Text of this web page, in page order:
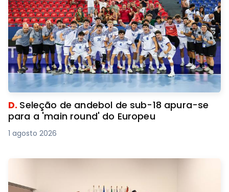
D. Seleção de andebol de sub-18 apura-se
para a 'main round' do Europeu
1 agosto 2026